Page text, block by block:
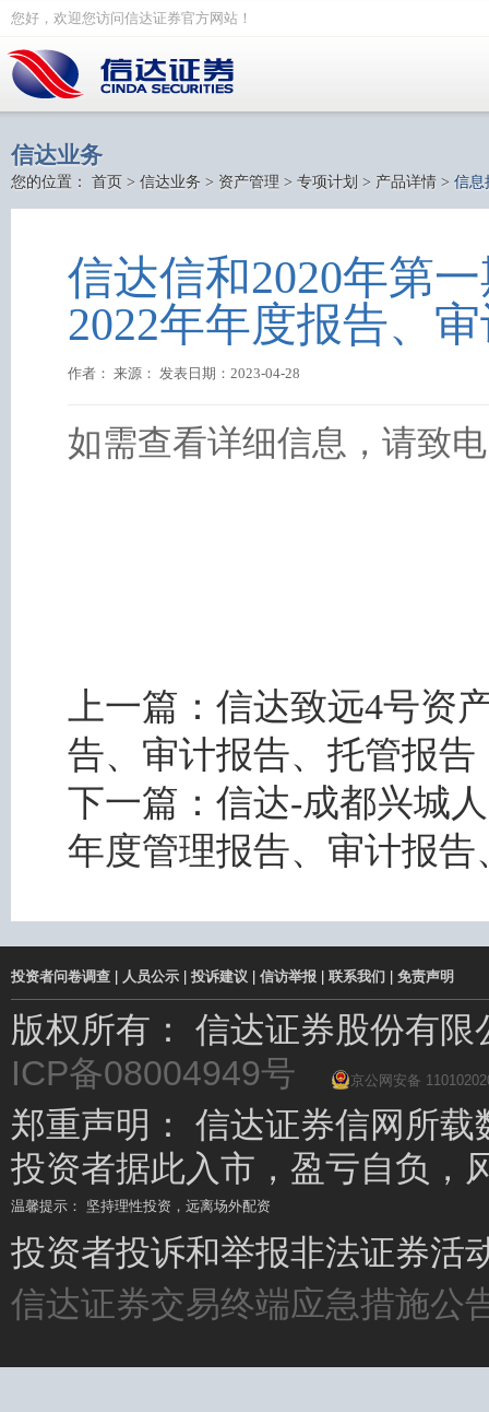
您好，欢迎您访问信达证券官方网站！
信达业务
您的位置： 首页 > 信达业务 > 资产管理 > 专项计划 > 产品详情 > 信息
信达信和2020年第
2022年年度报告、
作者： 来源： 发表日期：2023-04-28
如需查看详细信息，请致
上一篇： 信达致远4号资
告、审计报告、托管报告
下一篇： 信达-成都兴城
年度管理报告、审计报告
投资者问卷调查 人员公示 投诉建议 信访举报 联系我们 免责声明
版权所有： 信达证券股份有
ICP备08004949号
京公网安备
郑重声明： 信达证券信网所
投资者据此入市，盈亏自负，
温馨提示： 坚持理性投资，远离场外配资
温馨提示： 场外配资杠杆高、风险大，要远离!
投资者投诉和举报非法证券活
信达证券交易终端应急措施公